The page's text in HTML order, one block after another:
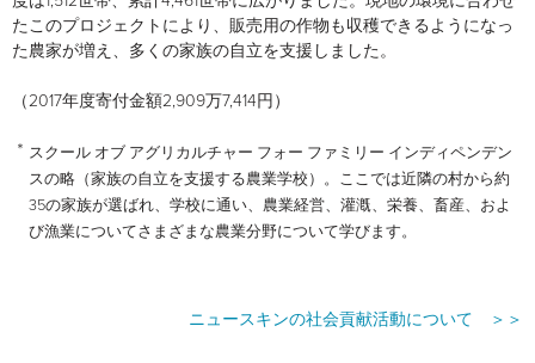
たこのプロジェクトにより、販売用の作物も収穫できるようになっ
た農家が増え、多くの家族の自立を支援しました。
（2017年度寄付金額2,909万7,414円）
＊ スクール オブ アグリカルチャー フォー ファミリー インディペンデン
スの略（家族の自立を支援する農業学校）。ここでは近隣の村から約
35の家族が選ばれ、学校に通い、農業経営、灌漑、栄養、畜産、およ
び漁業についてさまざまな農業分野について学びます。
ニュースキンの社会貢献活動について ＞＞